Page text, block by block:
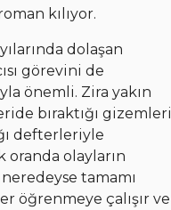
kılıyor.
dolaşan
görevini de
önemli. Zira yakın
bıraktığı gizemleri
defterleriyle
oranda olayların
tamamı
öğrenmeye çalışır ve